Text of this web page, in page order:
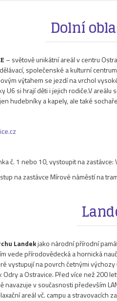
Dolní
– světově unikátní areál v centru
společenské a kulturní
výtahem se jezdí na vrchol
U6 si hrají děti i jejich rodiče.V
hudebníky a kapely, ale také
č. 1 nebo 10, vystoupit na
na zastávce Mírové náměstí na
Landekjako národní přírodní
vede přírodovědecká a hornická
vystupují na povrch četnými
a Ostravice. Před více než 200
v současnosti především
areál vč. campu a stravovacích